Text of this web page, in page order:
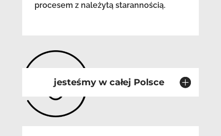
procesem z należytą starannością.
jesteśmy w całej Polsce